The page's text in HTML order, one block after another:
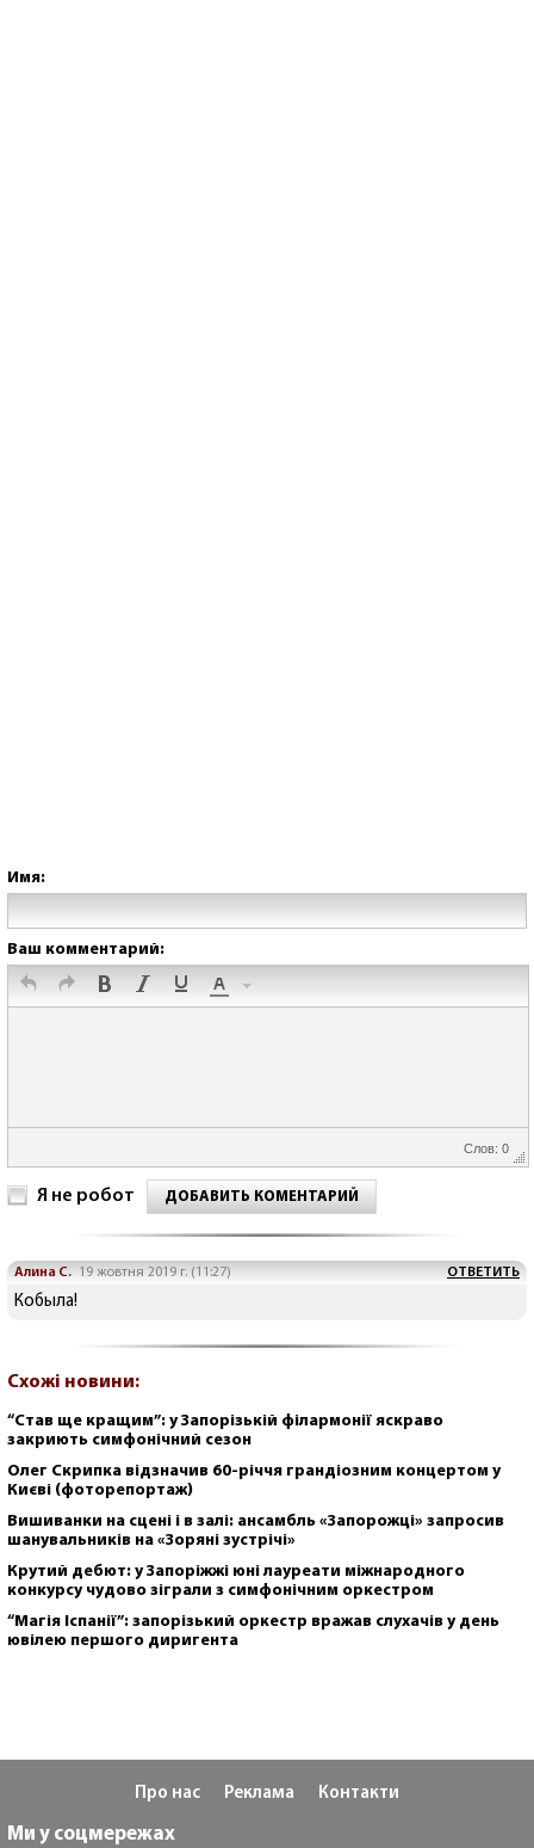
Имя:
Ваш комментарий:
Слов: 0
Я не робот ДОБАВИТЬ КОМЕНТАРИЙ
Алина С. 19 жовтня 2019 г. (11:27) ОТВЕТИТЬ
Кобыла!
Схожі новини:
“Став ще кращим”: у Запорізькій філармонії яскраво
закриють симфонічний сезон
Олег Скрипка відзначив 60-річчя грандіозним концертом у
Києві (фоторепортаж)
Вишиванки на сцені і в залі: ансамбль «Запорожці» запросив
шанувальників на «Зоряні зустрічі»
Крутий дебют: у Запоріжжі юні лауреати міжнародного
конкурсу чудово зіграли з симфонічним оркестром
“Магія Іспанії”: запорізький оркестр вражав слухачів у день
ювілею першого диригента
Про нас Реклама Контакти
Ми у соцмережах